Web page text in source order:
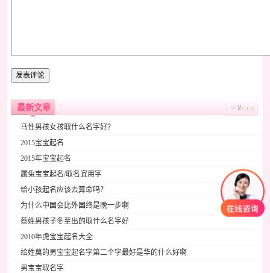
最新文章
马性男孩女孩取什么名字好？
2015宝宝起名
2015年宝宝起名
属兔宝宝起名/取名宜用字
给小孩起名应该去算命吗？
为什么中国会比外国终是晚一步啊
蔡姓男孩子冬至出的取什么名字好
2010年虎宝宝起名大全
给姓莫的男宝宝起名字第二个字最好是华的什么好啊
男宝宝取名字